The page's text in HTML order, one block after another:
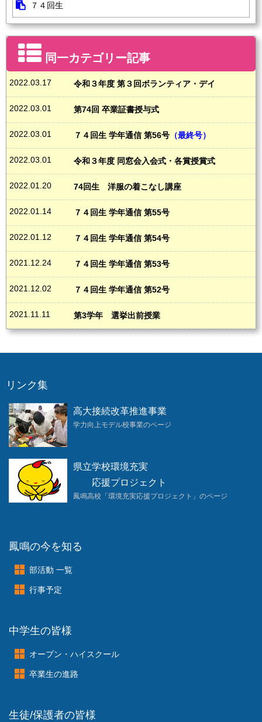
７４回生
同一カテゴリー記事
2022.03.17 令和３年度 第３回ボランティア・デイ
2022.03.01 第74回 卒業証書授与式
2022.03.01 ７４回生 学年通信 第56号 （最終号）
2022.03.01 令和３年度 同窓会入会式・各賞授賞式
2022.01.20 74回生 洋服の着こなし講座
2022.01.14 ７４回生 学年通信 第55号
2022.01.12 ７４回生 学年通信 第54号
2021.12.24 ７４回生 学年通信 第53号
2021.12.02 ７４回生 学年通信 第52号
2021.11.11 第3学年 選挙出前授業
リンク集
高大接続改革推進事業
学力向上モデル校事業のページ
県立学校環境充実
応援プロジェクト
鳳鳴高校「環境充実応援プロジェクト」のページ
鳳鳴の今を知る
部活動 一覧
行事予定
中学生の皆様
オープン・ハイスクール
卒業生の進路
生徒/保護者の皆様